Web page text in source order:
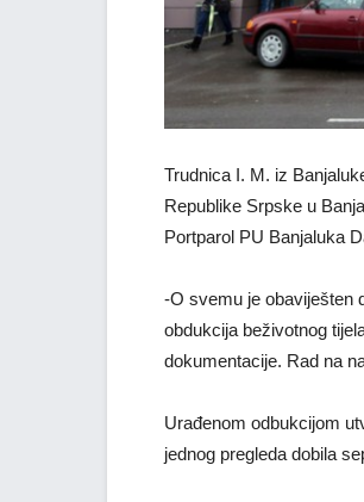
Trudnica I. M. iz
Republike Srpske u
Portparol PU Banjaluka
-O svemu je obaviješten
obdukcija beživotnog
dokumentacije. Rad na
Urađenom odbukcijom
jednog pregleda dobila